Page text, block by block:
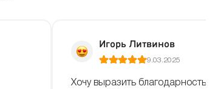
Игорь Литвинов
9.03.2025
Хочу выразить благодарность